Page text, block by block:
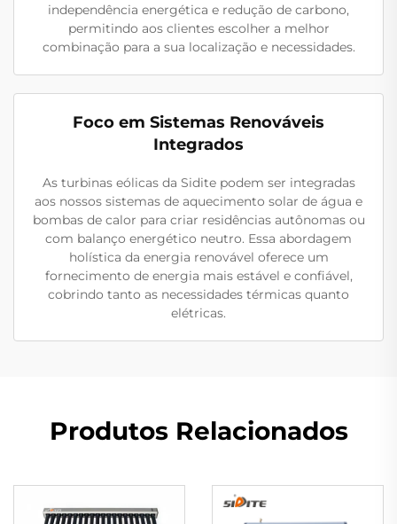
independência energética e redução de carbono,
permitindo aos clientes escolher a melhor
combinação para a sua localização e necessidades.
Foco em Sistemas Renováveis
Integrados
As turbinas eólicas da Sidite podem ser integradas
aos nossos sistemas de aquecimento solar de água e
bombas de calor para criar residências autônomas ou
com balanço energético neutro. Essa abordagem
holística da energia renovável oferece um
fornecimento de energia mais estável e confiável,
cobrindo tanto as necessidades térmicas quanto
elétricas.
Produtos Relacionados